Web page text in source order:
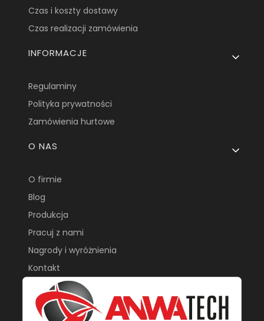
Czas i koszty dostawy
Czas realizacji zamówienia
INFORMACJE
Regulaminy
Polityka prywatności
Zamówienia hurtowe
O NAS
O firmie
Blog
Produkcja
Pracuj z nami
Nagrody i wyróżnienia
Kontakt